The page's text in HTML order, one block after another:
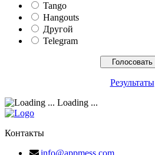
Tango
Hangouts
Другой
Telegram
Результаты
Loading ...
Контакты